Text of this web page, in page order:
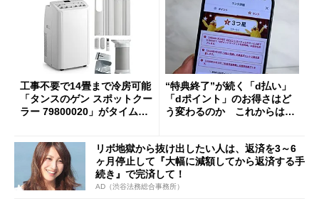
工事不要で14畳まで冷房可能
「タンスのゲン スポットクー
ラー 79800020」がタイムセ
“特典終了”が続く「d払い」
「dポイント」のお得さはど
う変わるのか これからは
リボ地獄から抜け出したい人は、返済を3～6
ヶ月停止して『大幅に減額してから返済する手
続き』で完済して！
AD（渋谷法務総合事務所）